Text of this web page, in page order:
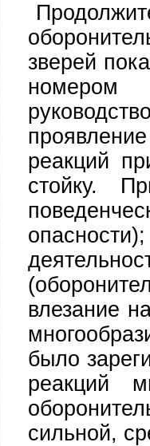
зверей
реакций
стойку.
влезание
было
реакций
сильной,